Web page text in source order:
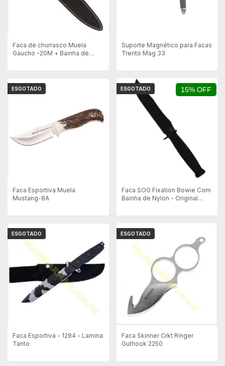
Faca de churrasco Muela
Gaucho -20M + Bainha de
Suporte Magnético para Facas
Trento Mag 33
ESGOTADO
Faca Esportiva Muela
Mustang-8A
15% OFF
ESGOTADO
Faca SOG Fixation Bowie Com
Bainha de Nylon - Original
ESGOTADO
Faca Esportiva - 1284 - Lamina
Tanto
ESGOTADO
Faca Skinner Crkt Ringer
Guthook 2250